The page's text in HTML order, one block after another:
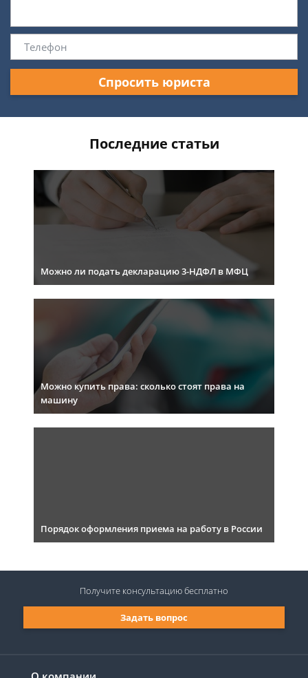
Спросить юриста
Последние статьи
Можно ли подать декларацию 3-НДФЛ в МФЦ
Можно купить права: сколько стоят права на
машину
Порядок оформления приема на работу в России
Задать вопрос
Получите консультациюбесплатно